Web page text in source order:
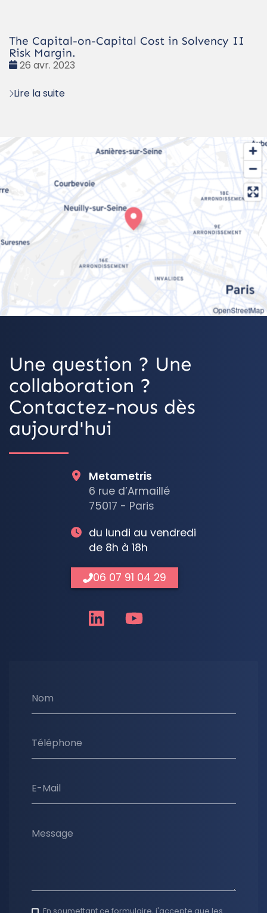
The Capital-on-Capital Cost in Solvency II
Risk Margin.
Date
26 avr. 2023
Lire la suite
OpenStreetMap
Une question ? Une
collaboration ?
Contactez-nous dès
aujourd'hui
Nom
Téléphone
E-Mail
Message
En soumettant ce formulaire, j'accepte que les
Metametris
6 rue d’Armaillé
75017 - Paris
du lundi au vendredi
de 8h à 18h
06 07 91 04 29